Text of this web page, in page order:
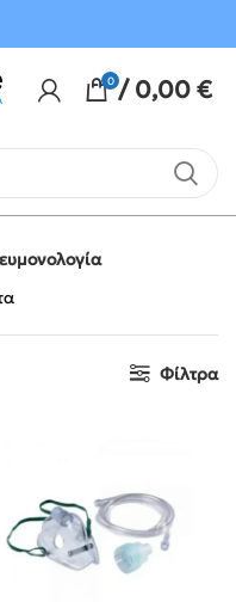
0 / 0,00€
Φίλτρα